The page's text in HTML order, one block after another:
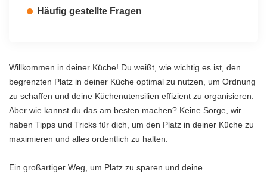
Häufig gestellte Fragen
Willkommen in deiner Küche! Du weißt, wie wichtig es ist, den
begrenzten Platz in deiner Küche optimal zu nutzen, um Ordnung
zu schaffen und deine Küchenutensilien effizient zu organisieren.
Aber wie kannst du das am besten machen? Keine Sorge, wir
haben Tipps und Tricks für dich, um den Platz in deiner Küche zu
maximieren und alles ordentlich zu halten.
Ein großartiger Weg, um Platz zu sparen und deine